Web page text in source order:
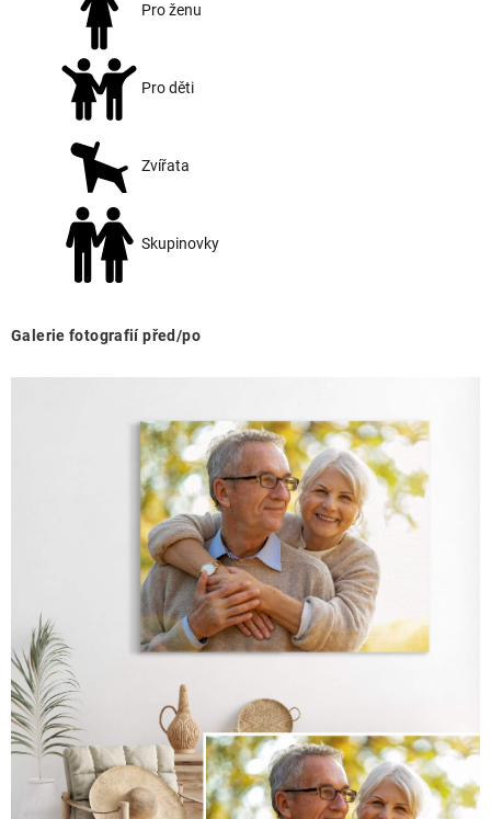
Pro ženu
Pro děti
Zvířata
Skupinovky
Galerie fotografií před/po